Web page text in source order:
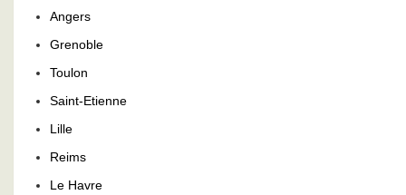
Angers
Grenoble
Toulon
Saint-Etienne
Lille
Reims
Le Havre